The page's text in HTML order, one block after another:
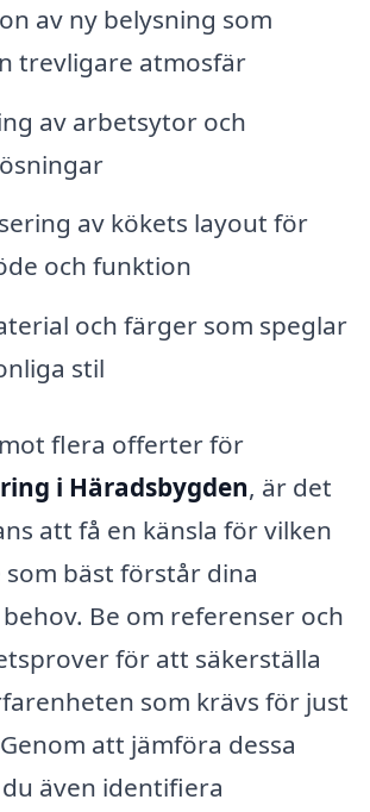
av ny belysning som
trevligare atmosfär
av arbetsytor och
av kökets layout för
och funktion
och färger som speglar
stil
flera offerter för
i Häradsbygden, är det
att få en känsla för vilken
bäst förstår dina
Be om referenser och
för att säkerställa
som krävs för just
att jämföra dessa
även identifiera